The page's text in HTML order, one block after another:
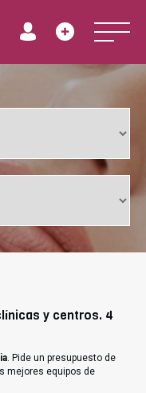
y centros. 4
. Pide un presupuesto de
mejores equipos de